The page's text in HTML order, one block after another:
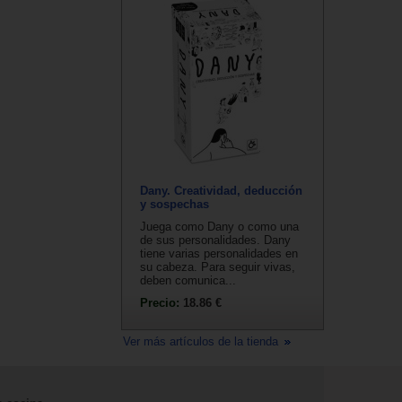
Dany. Creatividad, deducción
y sospechas
Juega como Dany o como una
de sus personalidades. Dany
tiene varias personalidades en
su cabeza. Para seguir vivas,
deben comunica...
Precio: 18.86 €
Ver más artículos de la tienda